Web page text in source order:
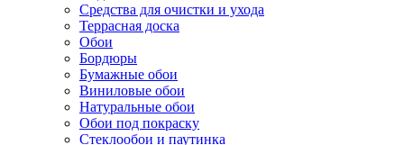
Средства для очистки и ухода
Террасная доска
Обои
Бордюры
Бумажные обои
Виниловые обои
Натуральные обои
Обои под покраску
Стеклообои и паутинка